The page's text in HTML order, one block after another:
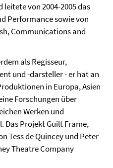
von 2004-2005 das
Performance sowie von
Communications and
als Regisseur,
und -darsteller - er hat an
in Europa, Asien
Forschungen über
Werken und
Das Projekt Guilt Frame,
Tess de Quincey und Peter
Theatre Company